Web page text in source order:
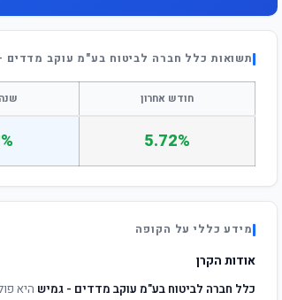
תשואות כלל חברה לביטוח בע"מ עוקב מדדים
חודש אחרון
5.72%
מידע כללי על הקופה
אודות הקרן
כלל חברה לביטוח בע"מ עוקב מדדים - גמיש היא